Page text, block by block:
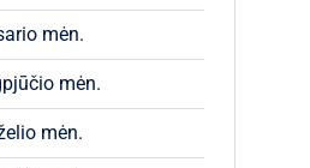
mėn.
mėn.
mėn.